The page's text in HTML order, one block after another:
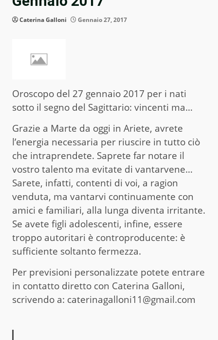
Caterina Galloni Gennaio 27, 2017
Oroscopo del 27 gennaio 2017 per i nati
sotto il segno del Sagittario: vincenti ma…
Grazie a Marte da oggi in Ariete, avrete
l’energia necessaria per riuscire in tutto ciò
che intraprendete. Saprete far notare il
vostro talento ma evitate di vantarvene…
Sarete, infatti, contenti di voi, a ragion
venduta, ma vantarvi continuamente con
amici e familiari, alla lunga diventa irritante.
Se avete figli adolescenti, infine, essere
troppo autoritari è controproducente: è
sufficiente soltanto fermezza.
Per previsioni personalizzate potete entrare
in contatto diretto con Caterina Galloni,
scrivendo a: caterinagalloni11@gmail.com